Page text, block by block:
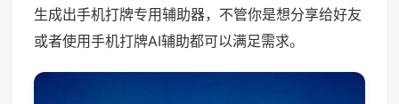
生成出手机打牌专用辅助器，不管你是想分享给好友
或者使用手机打牌AI辅助都可以满足需求。